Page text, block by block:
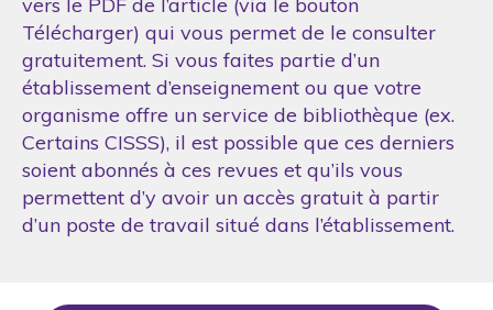
Télécharger) qui vous permet de le consulter
gratuitement. Si vous faites partie d’un
établissement d’enseignement ou que votre
organisme offre un service de bibliothèque (ex.
Certains CISSS), il est possible que ces derniers
soient abonnés à ces revues et qu’ils vous
permettent d’y avoir un accès gratuit à partir
d’un poste de travail situé dans l’établissement.